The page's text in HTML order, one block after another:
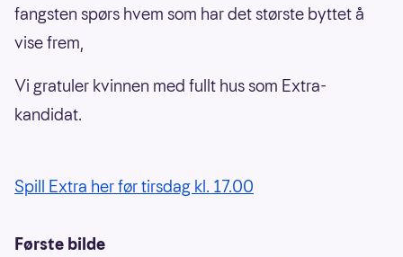
fangsten spørs hvem som har det største byttet å
vise frem,
Vi gratuler kvinnen med fullt hus som Extra-
kandidat.
Spill Extra her før tirsdag kl. 17.00
Første bilde